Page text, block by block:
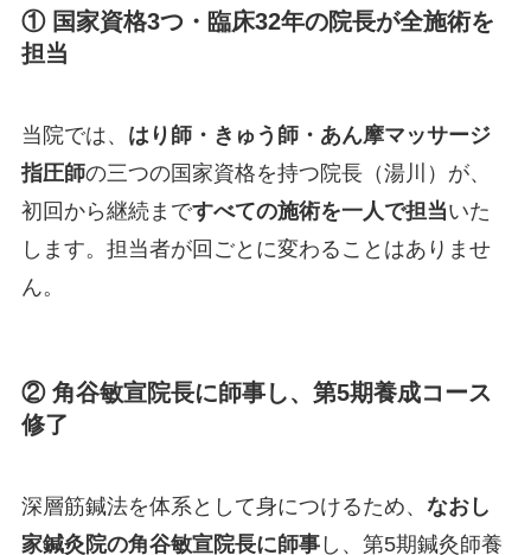
① 国家資格3つ・臨床32年の院長が全施術を
担当
当院では、 はり師・きゅう師・あん摩マッサージ
指圧師の三つの国家資格を持つ院長（湯川）が、
初回から継続まですべての施術を一人で担当いた
します。担当者が回ごとに変わることはありませ
ん。
② 角谷敏宣院長に師事し、第5期養成コース
修了
深層筋鍼法を体系として身につけるため、 なおし
家鍼灸院の角谷敏宣院長に師事し、第5期鍼灸師養